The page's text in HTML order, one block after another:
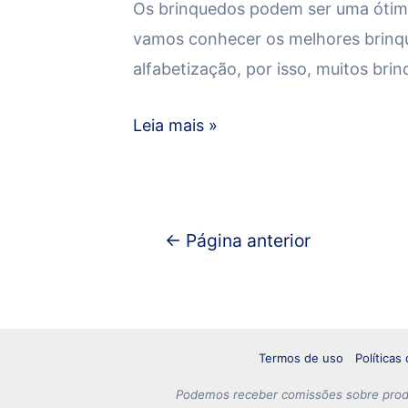
Os brinquedos podem ser uma
vamos conhecer os melhores
alfabetização, por isso, muitos
Leia mais »
← Página anterior
Termos de uso Políticas
Podemos receber comissões sobre